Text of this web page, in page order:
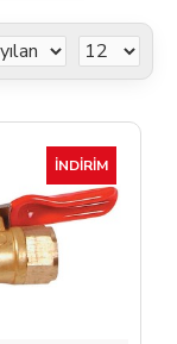
İNDIRIM